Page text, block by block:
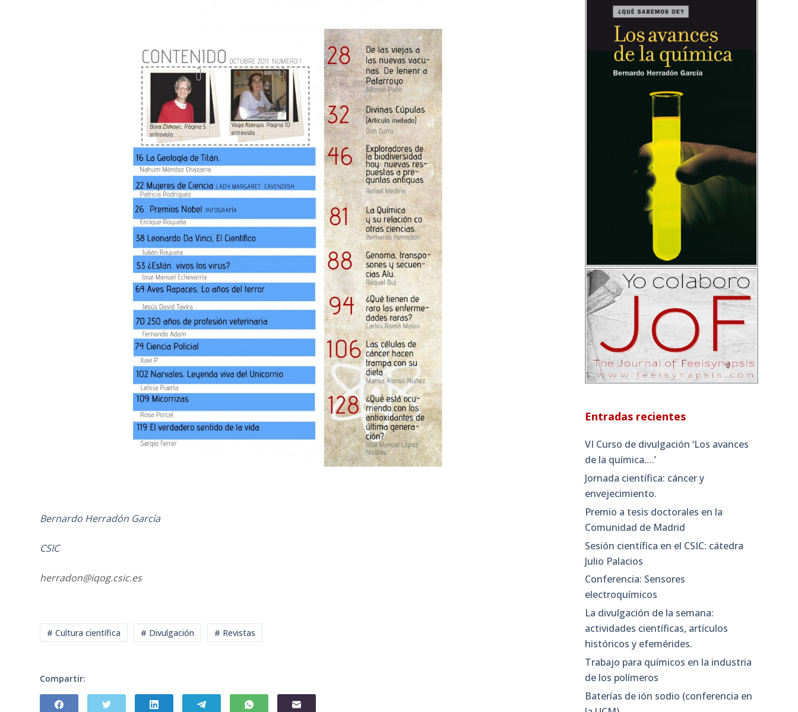
Bernardo Herradón García
CSIC
herradon@iqog.csic.es
# Cultura científica # Divulgación # Revistas
Compartir:
Entradas recientes
VI Curso de divulgación ‘Los avances
de la química….’
Jornada científica: cáncer y
envejecimiento.
Premio a tesis doctorales en la
Comunidad de Madrid
Sesión científica en el CSIC: cátedra
Julio Palacios
Conferencia: Sensores
electroquímicos
La divulgación de la semana:
actividades científicas, artículos
históricos y efemérides.
Trabajo para químicos en la industria
de los polímeros
Baterías de ión sodio (conferencia en